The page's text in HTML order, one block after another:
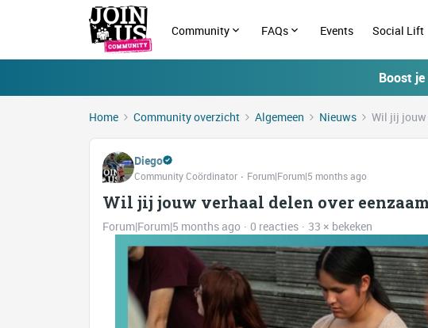
Community FAQs Events Social Lift
Boost
Home Community overzicht Algemeen Nieuws Wil jij jouw
Diego
Community Coördinator Forum|Forum|5 months ago
Wil jij jouw verhaal delen over
Forum|Forum|5 months ago 0 reacties 33 × bekeken